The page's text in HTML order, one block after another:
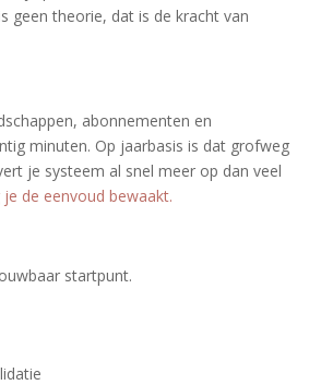
geen theorie, dat is de kracht van
abonnementen en
minuten. Op jaarbasis is dat grofweg
je systeem al snel meer op dan veel
de eenvoud bewaakt.
startpunt.